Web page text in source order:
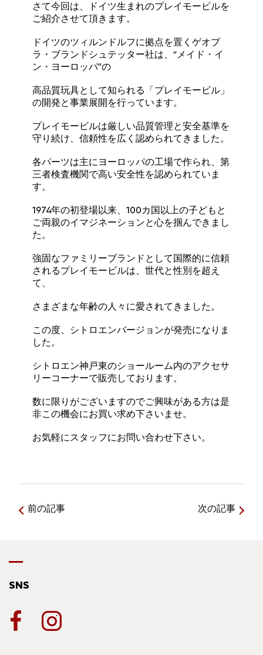
さて今回は、ドイツ生まれのプレイモービルを
ご紹介させて頂きます。
ドイツのツィルンドルフに拠点を置くゲオブ
ラ・ブランドシュテッター社は、“メイド・イ
ン・ヨーロッパ”の
高品質玩具として知られる「プレイモービル」
の開発と事業展開を行っています。
プレイモービルは厳しい品質管理と安全基準を
守り続け、信頼性を広く認められてきました。
各パーツは主にヨーロッパの工場で作られ、第
三者検査機関で高い安全性を認められていま
す。
1974年の初登場以来、100カ国以上の子どもと
ご両親のイマジネーションと心を掴んできまし
た。
強固なファミリーブランドとして国際的に信頼
されるプレイモービルは、世代と性別を超え
て、
さまざまな年齢の人々に愛されてきました。
この度、シトロエンバージョンが発売になりま
した。
シトロエン神戸東のショールーム内のアクセサ
リーコーナーで販売しております。
数に限りがございますのでご興味がある方は是
非この機会にお買い求め下さいませ。
お気軽にスタッフにお問い合わせ下さい。
前の記事 次の記事
SNS